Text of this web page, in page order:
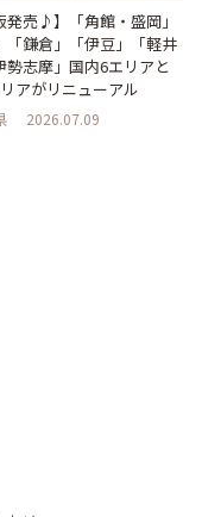
発売♪】「角館・盛岡」
「鎌倉」「伊豆」「軽井
勢志摩」国内6エリアと
アがリニューアル
2026.07.09